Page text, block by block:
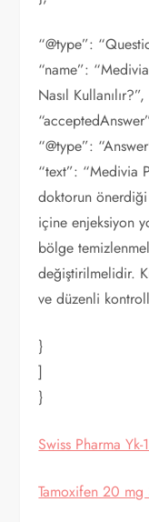
“@type”:
“name”:
Nasıl Kullanılır?”,
“@type”:
“text”: “Medivia
doktorun önerdiği
içine enjeksiyon
bölge
değiştirilmelidir.
ve düzenli
}
]
}
Swiss Pharma
Tamoxifen 20 mg